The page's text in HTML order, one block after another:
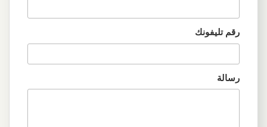
رقم تليفونك
رسالة